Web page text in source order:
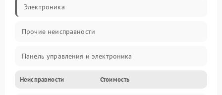
Электроника
Прочие неисправности
Панель управления и электроника
Дверца и корпус
Неисправности Стоимость